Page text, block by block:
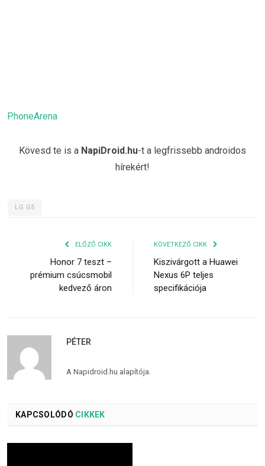
PhoneArena
Kövesd te is a NapiDroid.hu-t a legfrissebb androidos
hírekért!
LG G5
ELŐZŐ CIKK
Honor 7 teszt –
prémium csúcsmobil
kedvező áron
KÖVETKEZŐ CIKK
Kiszivárgott a Huawei
Nexus 6P teljes
specifikációja
PÉTER
A Napidroid.hu alapítója.
KAPCSOLÓDÓ CIKKEK